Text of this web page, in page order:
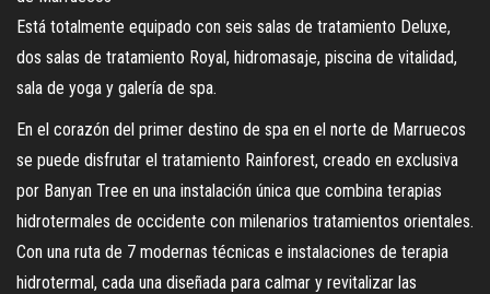
Está totalmente equipado con seis salas de tratamiento Deluxe,
dos salas de tratamiento Royal, hidromasaje, piscina de vitalidad,
sala de yoga y galería de spa.
En el corazón del primer destino de spa en el norte de Marruecos
se puede disfrutar el tratamiento Rainforest, creado en exclusiva
por Banyan Tree en una instalación única que combina terapias
hidrotermales de occidente con milenarios tratamientos orientales.
Con una ruta de 7 modernas técnicas e instalaciones de terapia
hidrotermal, cada una diseñada para calmar y revitalizar las